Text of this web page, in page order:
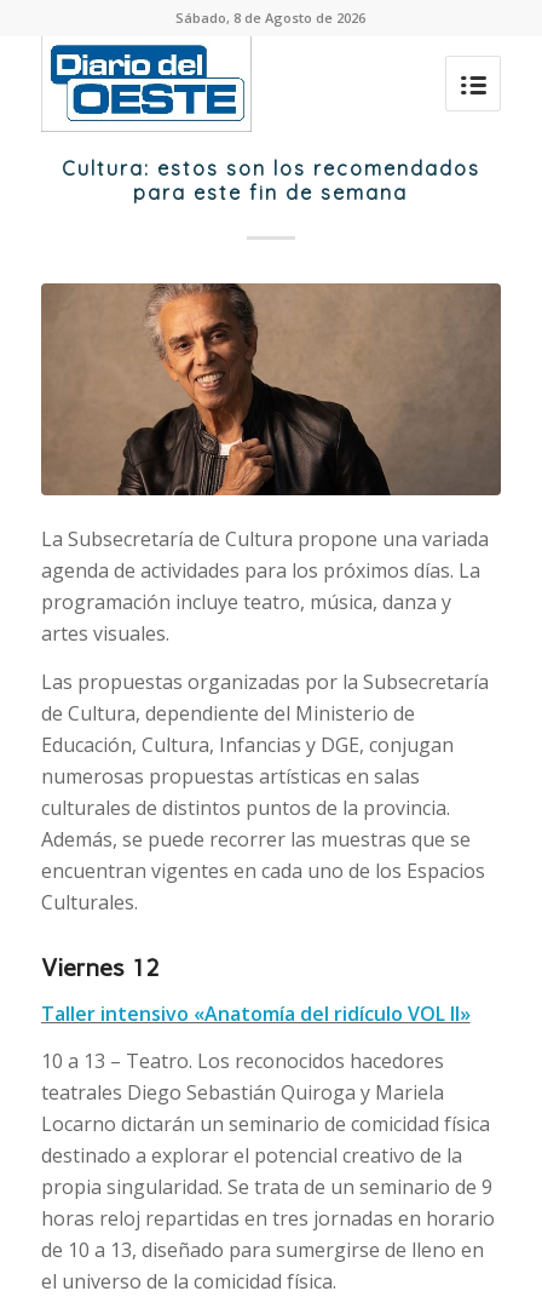
Sábado, 8 de Agosto de 2026
Cultura: estos son los recomendados
para este fin de semana
La Subsecretaría de Cultura propone una variada
agenda de actividades para los próximos días. La
programación incluye teatro, música, danza y
artes visuales.
Las propuestas organizadas por la Subsecretaría
de Cultura, dependiente del Ministerio de
Educación, Cultura, Infancias y DGE, conjugan
numerosas propuestas artísticas en salas
culturales de distintos puntos de la provincia.
Además, se puede recorrer las muestras que se
encuentran vigentes en cada uno de los Espacios
Culturales.
Viernes 12
Taller intensivo «Anatomía del ridículo VOL II»
10 a 13 – Teatro. Los reconocidos hacedores
teatrales Diego Sebastián Quiroga y Mariela
Locarno dictarán un seminario de comicidad física
destinado a explorar el potencial creativo de la
propia singularidad. Se trata de un seminario de 9
horas reloj repartidas en tres jornadas en horario
de 10 a 13, diseñado para sumergirse de lleno en
el universo de la comicidad física.